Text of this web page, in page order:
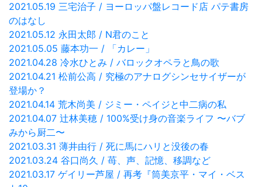
2021.05.19 三宅治子 / ヨーロッパ盤レコード店 パテ書房
のはなし
2021.05.12 永田太郎 / N君のこと
2021.05.05 藤本功一 / 「カレー」
2021.04.28 冷水ひとみ / バロックオペラと鳥の歌
2021.04.21 松前公高 / 究極のアナログシンセサイザーが
登場か？
2021.04.14 荒木尚美 / ジミー・ペイジと中二病の私
2021.04.07 辻林美穂 / 100%受け身の音楽ライフ 〜バブ
みから厨二〜
2021.03.31 薄井由行 / 死に馬にハリと没後の春
2021.03.24 谷口尚久 / 苺、声、記憶、移調など
2021.03.17 ゲイリー芦屋 / 再考『筒美京平・マイ・ベス